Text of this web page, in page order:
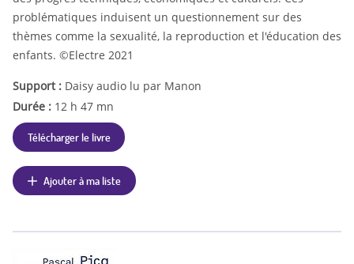
problématiques induisent un questionnement sur des
thèmes comme la sexualité, la reproduction et l'éducation des
enfants. ©Electre 2021
Support : Daisy audio lu par Manon
Durée : 12 h 47 mn
Télécharger le livre
Ajouter à ma liste